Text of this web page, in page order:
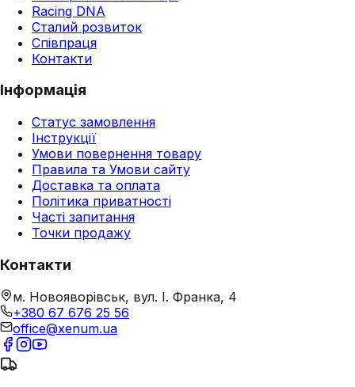
Racing DNA
Сталий розвиток
Співпраця
Контакти
Інформація
Статус замовлення
Інструкції
Умови повернення товару
Правила та Умови сайту
Доставка та оплата
Політика приватності
Часті запитання
Точки продажу
Контакти
м. Новояворівськ, вул. І. Франка, 4
+380 67 676 25 56
office@xenum.ua